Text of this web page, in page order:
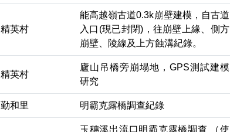
精英村
能高越嶺古道0.3k崩壁建模，自古道
入口(現已封閉)，往崩壁上緣、側方
崩壁、陵線及上方蝕溝紀錄。
精英村
廬山吊橋旁崩塌地，GPS測試建模
研究
勤和里 明霸克露橋調查紀錄
玉穗溪出流口明霸克露橋調查 （使